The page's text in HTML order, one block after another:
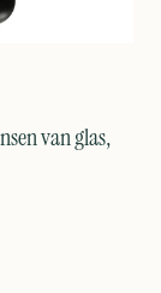
van glas,